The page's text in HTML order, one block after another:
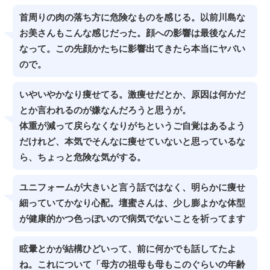
首周りの肉の落ち方に危険なものを感じる。以前川島な
お美さんもこんな感じだった。顔への影響は最後なんだ
なって。この先顔かたちに影響出てきたら本当にヤバい
ので。
いやいやかなり痩せてる。激痩せだとか、原因は何かだ
とか言われるのが嫌なんだろうと思うが。
体重が減って戻らなくなりがちというご自覚はあるよう
だけれど、本気でそんなに痩せていないと思っているな
ら、ちょっと危険な気がする。
ユニフォームが大きいと言う話ではなく、明らかに痩せ
細っていてかなり心配。壇蜜さんは、少し膨よかな体型
が健康的かつ色っぽいので病気でないことを祈ってます
眩暈とかが結構ひどいって、前に何かでも話してたよ
ね。これについて「母方の祖母も母もこのぐらいの年齢